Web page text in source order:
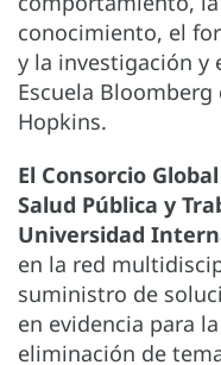
conocimiento, el
y la investigación y
Escuela Bloomberg
Hopkins.
El Consorcio
Salud Pública y
Universidad
en la red
suministro de
en evidencia para
eliminación de